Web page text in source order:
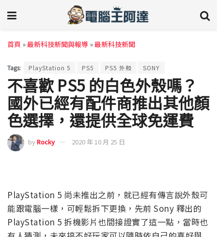
首頁 »最新科技新聞與報導 »最新科技新聞
Tags: PlayStation 5 PS5 PS5 外殼 SONY
不喜歡 PS5 的白色外殼嗎？
國外已經有配件商推出其他顏
色選擇，還提供全球免運費
byRocky 2020 年 10 月 25 日
PlayStation 5 尚未推出之前，就已經有傳言說外殼可
能跟電腦一樣，可輕鬆拆下更換，先前 Sony 釋出的
PlayStation 5 拆機影片也間接證實了這一點，當時也